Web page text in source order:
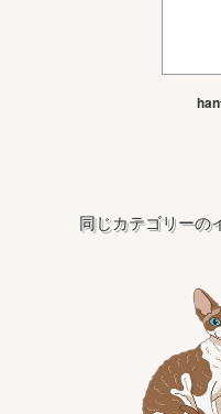
同じカテゴリーの